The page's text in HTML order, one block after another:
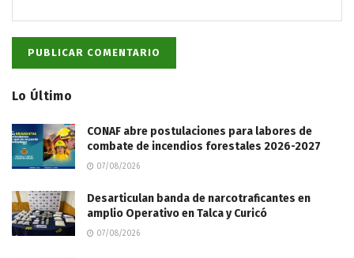
Lo Último
CONAF abre postulaciones para labores de
combate de incendios forestales 2026-2027
07/08/2026
Desarticulan banda de narcotraficantes en
amplio Operativo en Talca y Curicó
07/08/2026